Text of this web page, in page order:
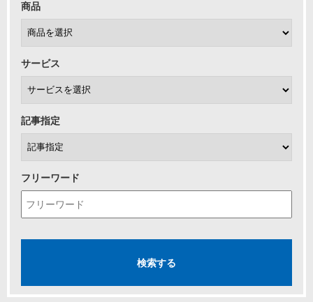
商品
サービス
記事指定
フリーワード